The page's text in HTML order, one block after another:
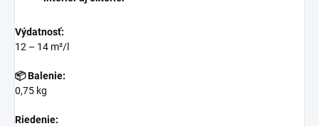
Výdatnosť:
12 – 14 m²/l
📦 Balenie:
0,75 kg
Riedenie: